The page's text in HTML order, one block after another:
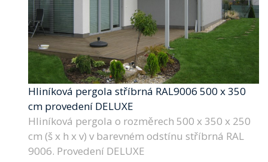
Hliníková pergola stříbrná RAL9006 500 x 350
cm provedení DELUXE
Hliníková pergola o rozměrech 500 x 350 x 250
cm (š x h x v) v barevném odstínu stříbrná RAL
9006. Provedení DELUXE